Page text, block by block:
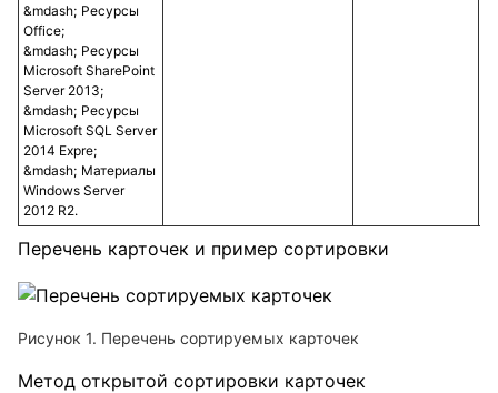
Ресурсы
Office;
Ресурсы
Microsoft SharePoint
Server 2013;
Ресурсы
Microsoft SQL Server
2014 Expre;
Материалы
Windows Server
2012 R2.
Перечень карточек и пример сортировки
Рисунок 1. Перечень сортируемых карточек
Метод открытой сортировки карточек